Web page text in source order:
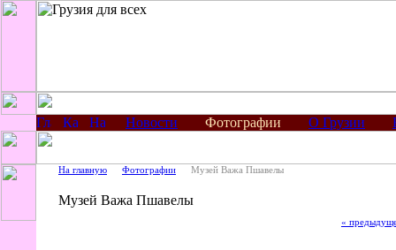
Новости Фотографии О Грузии
На главную Фотографии Музей Важа Пшавелы
Музей Важа Пшавелы
«